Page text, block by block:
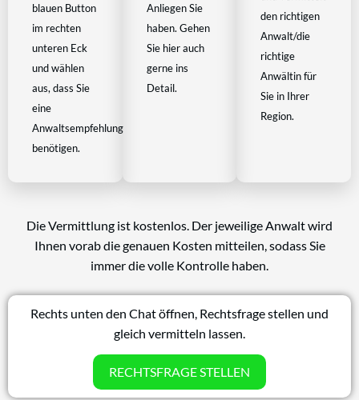
blauen Button
im rechten
unteren Eck
und wählen
aus, dass Sie
eine
Anwaltsempfehlung
benötigen.
Anliegen Sie
haben. Gehen
Sie hier auch
gerne ins
Detail.
den richtigen
Anwalt/die
richtige
Anwältin für
Sie in Ihrer
Region.
Die Vermittlung ist kostenlos. Der jeweilige Anwalt wird
Ihnen vorab die genauen Kosten mitteilen, sodass Sie
immer die volle Kontrolle haben.
Rechts unten den Chat öffnen, Rechtsfrage stellen und
gleich vermitteln lassen.
RECHTSFRAGE STELLEN